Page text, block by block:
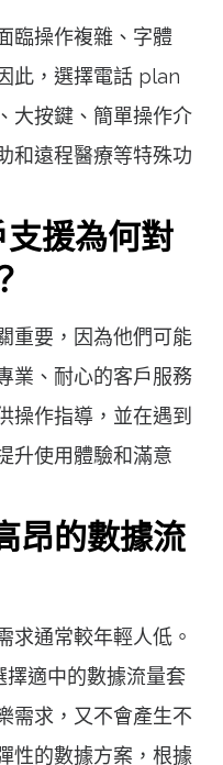
臨操作複雜、字體
此，選擇電話 plan
大按鍵、簡單操作介
和遠程醫療等特殊功
援為何對
重要，因為他們可能
業、耐心的客戶服務
操作指導，並在遇到
升使用體驗和滿意
昂的數據流
求通常較年輕人低。
適中的數據流量套
需求，又不會產生不
性的數據方案，根據